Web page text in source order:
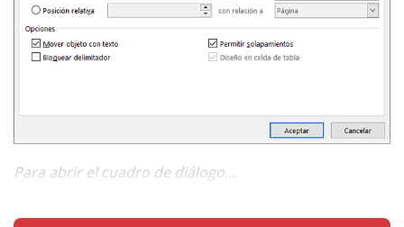
Para abrir el cuadro de diálogo...